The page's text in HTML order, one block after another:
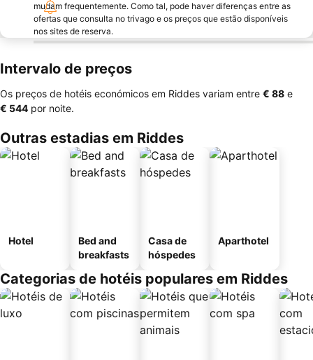
mudam frequentemente. Como tal, pode haver diferenças entre as
ofertas que consulta no trivago e os preços que estão disponíveis
nos sites de reserva.
Intervalo de preços
Os preços de hotéis económicos em Riddes variam entre ‎€ 88 e
‎€ 544 por noite.
Outras estadias em Riddes
Hotel
Bed and
breakfasts
Casa de
hóspedes
Aparthotel
Categorias de hotéis populares em Riddes